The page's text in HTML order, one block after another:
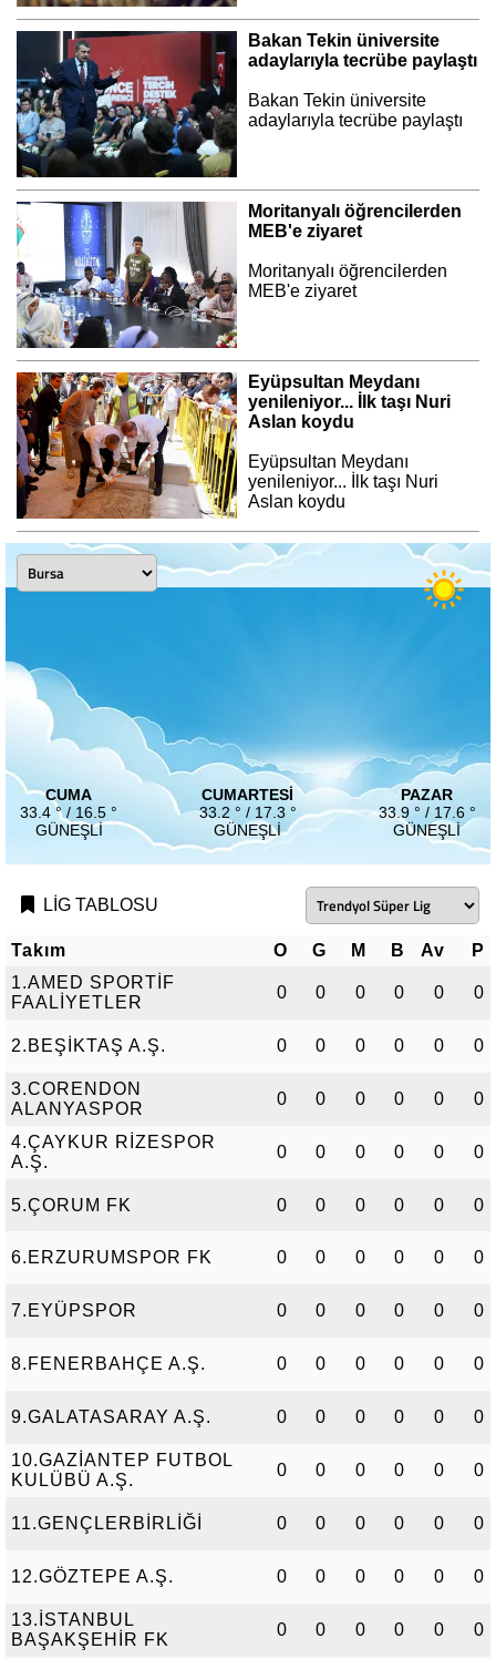
Bakan Tekin üniversite
adaylarıyla tecrübe paylaştı
Bakan Tekin üniversite
adaylarıyla tecrübe paylaştı
Moritanyalı öğrencilerden
MEB'e ziyaret
Moritanyalı öğrencilerden
MEB'e ziyaret
Eyüpsultan Meydanı
yenileniyor... İlk taşı Nuri
Aslan koydu
Eyüpsultan Meydanı
yenileniyor... İlk taşı Nuri
Aslan koydu
CUMA
33.4 ° / 16.5 °
GÜNEŞLI
CUMARTESI
33.2 ° / 17.3 °
GÜNEŞLI
PAZAR
33.9 ° / 17.6 °
GÜNEŞLI
LİG TABLOSU
Takım O G M B Av
P
1.AMED SPORTİF
FAALİYETLER
0 0 0 0 0 0
2.BEŞİKTAŞ A.Ş. 0 0 0 0 0 0
3.CORENDON
ALANYASPOR
0 0 0 0 0 0
4.ÇAYKUR RİZESPOR
A.Ş.
0 0 0 0 0 0
5.ÇORUM FK 0 0 0 0 0 0
6.ERZURUMSPOR FK 0 0 0 0 0 0
7.EYÜPSPOR 0 0 0 0 0 0
8.FENERBAHÇE A.Ş. 0 0 0 0 0 0
9.GALATASARAY A.Ş. 0 0 0 0 0 0
10.GAZİANTEP FUTBOL
KULÜBÜ A.Ş.
0 0 0 0 0 0
11.GENÇLERBİRLİĞİ 0 0 0 0 0 0
12.GÖZTEPE A.Ş. 0 0 0 0 0 0
13.İSTANBUL
BAŞAKŞEHİR FK
0 0 0 0 0 0